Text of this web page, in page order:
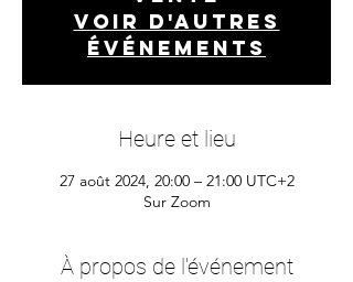
Voir d'autres
événements
Heure et lieu
27 août 2024, 20:00 – 21:00 UTC+2
Sur Zoom
À propos de l'événement